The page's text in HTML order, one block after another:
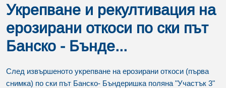
Укрепване и рекултивация на
ерозирани откоси по ски път
Банско - Бънде...
След извършеното укрепване на ерозирани откоси (първа
снимка) по ски път Банско- Бъндеришка поляна "Участък 3"